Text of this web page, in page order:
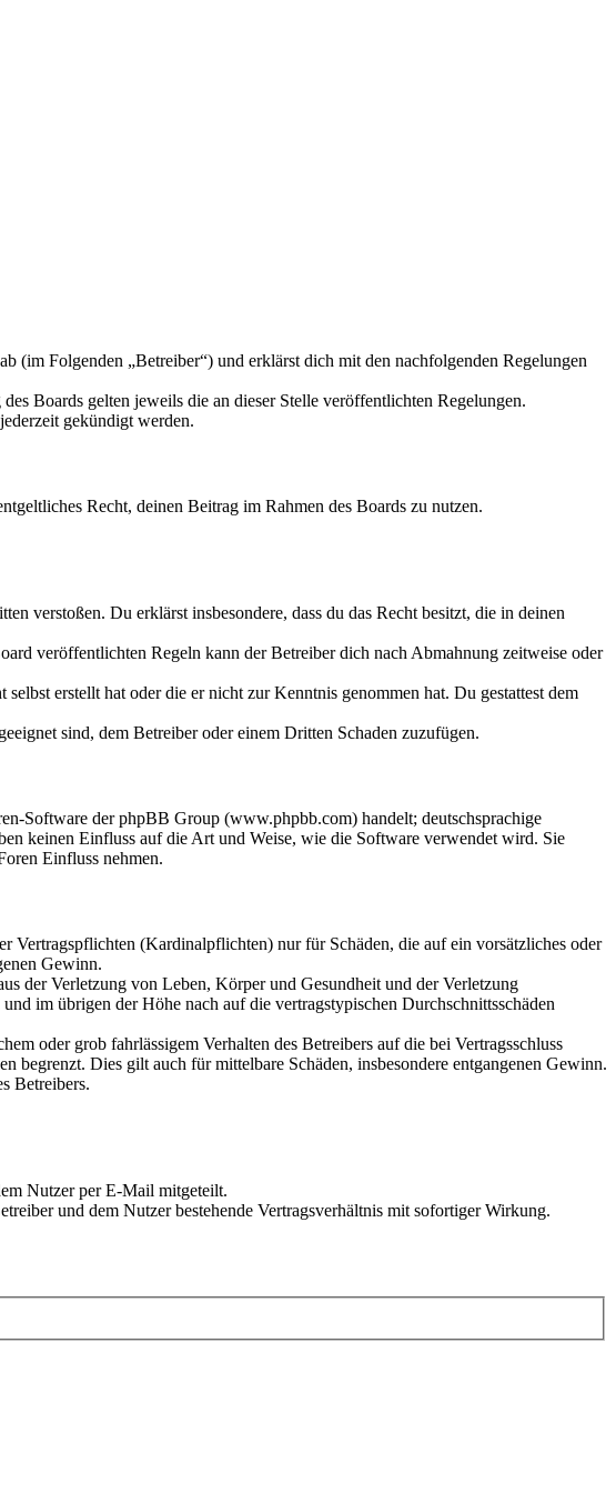
(im Folgenden „Betreiber“) und erklärst dich mit den nachfolgenden Regelungen
Boards gelten jeweils die an dieser Stelle veröffentlichten Regelungen.
gekündigt werden.
Recht, deinen Beitrag im Rahmen des Boards zu nutzen.
verstoßen. Du erklärst insbesondere, dass du das Recht besitzt, die in deinen
veröffentlichten Regeln kann der Betreiber dich nach Abmahnung zeitweise oder
erstellt hat oder die er nicht zur Kenntnis genommen hat. Du gestattest dem
sind, dem Betreiber oder einem Dritten Schaden zuzufügen.
Software der phpBB Group (www.phpbb.com) handelt; deutschsprachige
keinen Einfluss auf die Art und Weise, wie die Software verwendet wird. Sie
Einfluss nehmen.
Vertragspflichten (Kardinalpflichten) nur für Schäden, die auf ein vorsätzliches oder
Gewinn.
der Verletzung von Leben, Körper und Gesundheit und der Verletzung
im übrigen der Höhe nach auf die vertragstypischen Durchschnittsschäden
oder grob fahrlässigem Verhalten des Betreibers auf die bei Vertragsschluss
begrenzt. Dies gilt auch für mittelbare Schäden, insbesondere entgangenen Gewinn.
Betreibers.
Nutzer per E-Mail mitgeteilt.
und dem Nutzer bestehende Vertragsverhältnis mit sofortiger Wirkung.